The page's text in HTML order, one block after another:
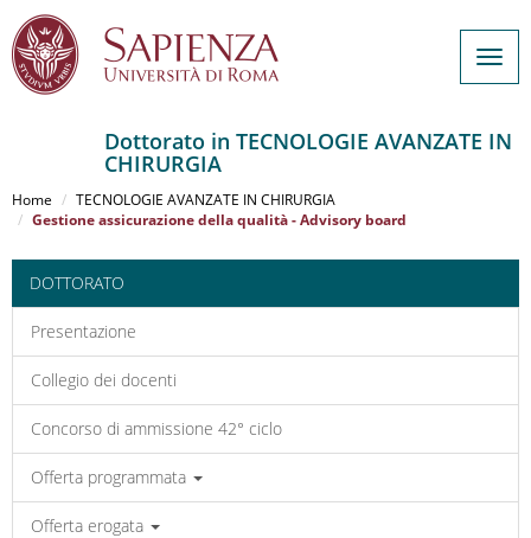
al
contenuto
Dottorato in TECNOLOGIE AVANZATE IN
CHIRURGIA
Home
TECNOLOGIE AVANZATE IN CHIRURGIA
Gestione assicurazione della qualità - Advisory board
DOTTORATO
Presentazione
Collegio dei docenti
Concorso di ammissione 42° ciclo
Offerta programmata
Offerta erogata